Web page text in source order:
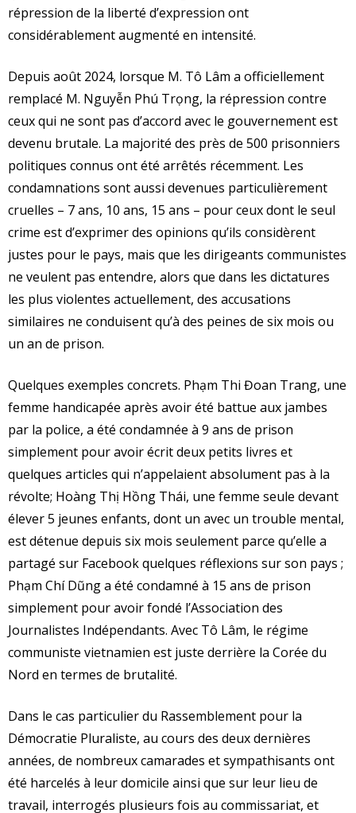
répression de la liberté d’expression ont
considérablement augmenté en intensité.
Depuis août 2024, lorsque M. Tô Lâm a officiellement
remplacé M. Nguyễn Phú Trọng, la répression contre
ceux qui ne sont pas d’accord avec le gouvernement est
devenu brutale. La majorité des près de 500 prisonniers
politiques connus ont été arrêtés récemment. Les
condamnations sont aussi devenues particulièrement
cruelles – 7 ans, 10 ans, 15 ans – pour ceux dont le seul
crime est d’exprimer des opinions qu’ils considèrent
justes pour le pays, mais que les dirigeants communistes
ne veulent pas entendre, alors que dans les dictatures
les plus violentes actuellement, des accusations
similaires ne conduisent qu’à des peines de six mois ou
un an de prison.
Quelques exemples concrets. Phạm Thi Đoan Trang, une
femme handicapée après avoir été battue aux jambes
par la police, a été condamnée à 9 ans de prison
simplement pour avoir écrit deux petits livres et
quelques articles qui n’appelaient absolument pas à la
révolte; Hoàng Thị Hồng Thái, une femme seule devant
élever 5 jeunes enfants, dont un avec un trouble mental,
est détenue depuis six mois seulement parce qu’elle a
partagé sur Facebook quelques réflexions sur son pays ;
Phạm Chí Dũng a été condamné à 15 ans de prison
simplement pour avoir fondé l’Association des
Journalistes Indépendants. Avec Tô Lâm, le régime
communiste vietnamien est juste derrière la Corée du
Nord en termes de brutalité.
Dans le cas particulier du Rassemblement pour la
Démocratie Pluraliste, au cours des deux dernières
années, de nombreux camarades et sympathisants ont
été harcelés à leur domicile ainsi que sur leur lieu de
travail, interrogés plusieurs fois au commissariat, et